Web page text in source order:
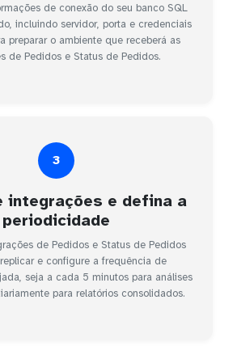
de conexão do seu banco SQL
incluindo servidor, porta e credenciais
preparar o ambiente que receberá as
de Pedidos e Status de Pedidos.
3
integrações e defina a
periodicidade
de Pedidos e Status de Pedidos
e configure a frequência de
seja a cada 5 minutos para análises
para relatórios consolidados.